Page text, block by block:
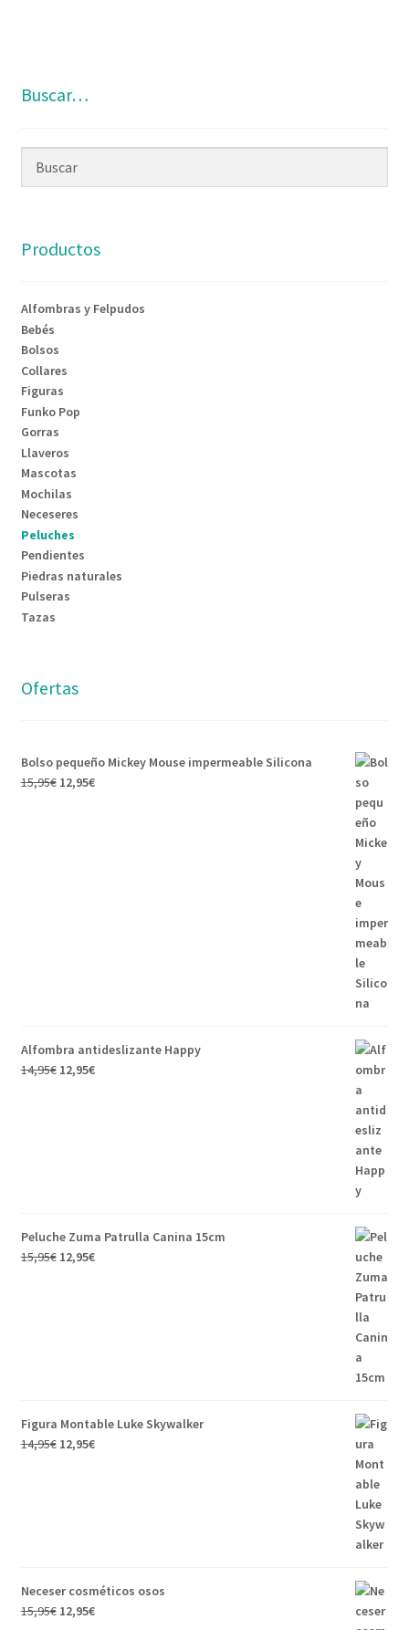
Buscar…
Productos
Alfombras y Felpudos
Bebés
Bolsos
Collares
Figuras
Funko Pop
Gorras
Llaveros
Mascotas
Mochilas
Neceseres
Peluches
Pendientes
Piedras naturales
Pulseras
Tazas
Ofertas
Bolso pequeño Mickey Mouse impermeable Silicona
15,95€ 12,95€
Alfombra antideslizante Happy
14,95€ 12,95€
Peluche Zuma Patrulla Canina 15cm
15,95€ 12,95€
Figura Montable Luke Skywalker
14,95€ 12,95€
Neceser cosméticos osos
15,95€ 12,95€